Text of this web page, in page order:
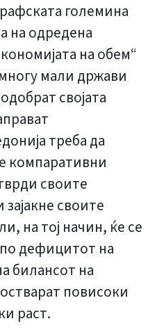
големина
на одредена
на обем“
мали држави
својата
треба да
компаративни
своите
своите
на тој начин, ќе се
дефицитот на
билансот на
повисоки
раст.